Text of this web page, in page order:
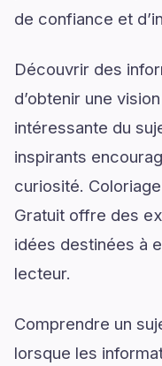
de confiance et
Découvrir des
d’obtenir une
intéressante du
inspirants
curiosité.
Gratuit offre des
idées destinées à
lecteur.
Comprendre un
lorsque les